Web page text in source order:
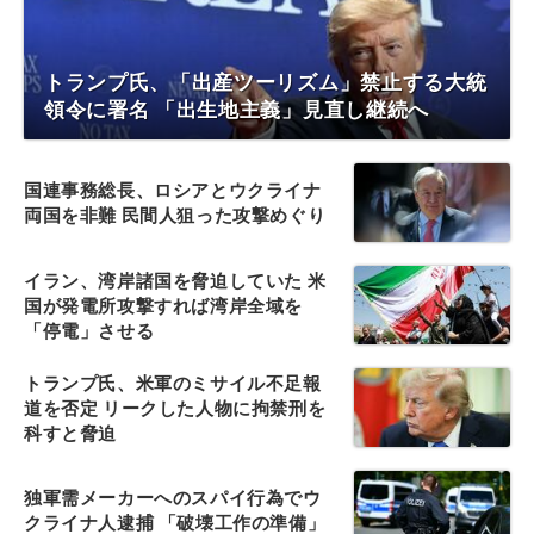
トランプ氏、「出産ツーリズム」禁止する大統
領令に署名 「出生地主義」見直し継続へ
国連事務総長、ロシアとウクライナ
両国を非難 民間人狙った攻撃めぐり
イラン、湾岸諸国を脅迫していた 米
国が発電所攻撃すれば湾岸全域を
「停電」させる
トランプ氏、米軍のミサイル不足報
道を否定 リークした人物に拘禁刑を
科すと脅迫
独軍需メーカーへのスパイ行為でウ
クライナ人逮捕 「破壊工作の準備」